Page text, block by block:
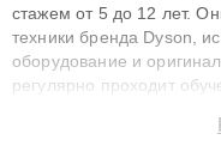
стажем от 5 до 12 лет.
техники бренда Dyson,
оборудование и
регулярно проходит
технику с сохранением